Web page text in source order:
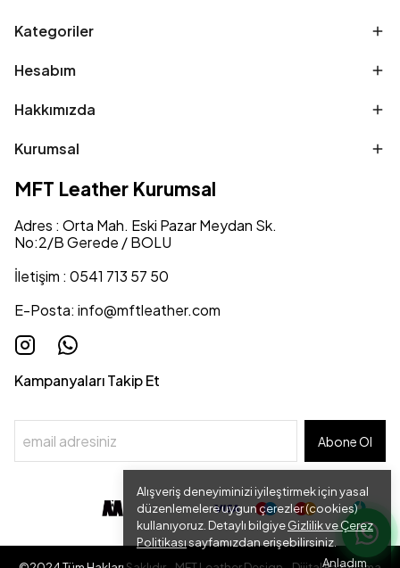
Alışveriş deneyiminizi iyileştirmek için yasal
düzenlemelere uygun çerezler (cookies)
kullanıyoruz. Detaylı bilgiyeGizlilik ve Çerez
Politikasısayfamızdan erişebilirsiniz.
Anladım
Kategoriler
Hesabım
Hakkımızda
Kurumsal
MFT Leather Kurumsal
Adres : Orta Mah. Eski Pazar Meydan Sk.
No:2/B Gerede / BOLU
İletişim : 0541 713 57 50
E-Posta: info@mftleather.com
Kampanyaları Takip Et
Abone Ol